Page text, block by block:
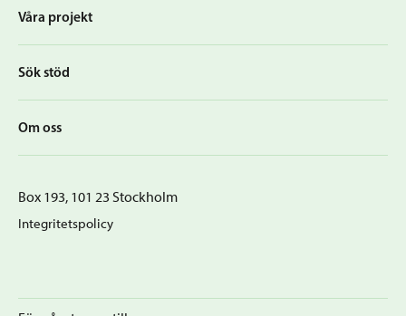
Våra projekt
Sök stöd
Om oss
Box 193, 101 23 Stockholm
Integritetspolicy